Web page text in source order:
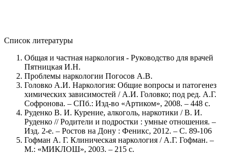
Список литературы
Общая и частная наркология - Руководство для врачей
Пятницкая И.Н.
Проблемы наркологии Погосов А.В.
Головко А.И. Наркология: Общие вопросы и патогенез
химических зависимостей / А.И. Головко; под ред. А.Г.
Софронова. – СПб.: Изд-во «Артиком», 2008. – 448 с.
Руденко В. И. Курение, алкоголь, наркотики / В. И.
Руденко // Родители и подростки : умные отношения. –
Изд. 2-е. – Ростов на Дону : Феникс, 2012. – С. 89-106
Гофман А. Г. Клиническая наркология / А.Г. Гофман. –
М.: «МИКЛОШ», 2003. – 215 с.